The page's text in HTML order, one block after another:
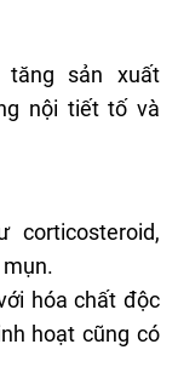
tăng sản xuất
nội tiết tố và
corticosteroid,
hóa chất độc
hoạt cũng có